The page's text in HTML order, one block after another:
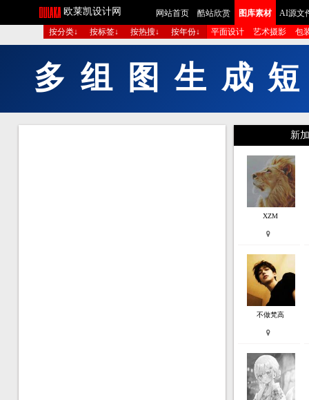
欧莱凯设计网 网站首页 酷站欣赏 图库素材
AI源文
按分类↓
按标签↓ 按热搜↓ 按年份↓ 平面设计 艺术摄影 包
多 组 图 生 成 短
新
XZM
不做梵高